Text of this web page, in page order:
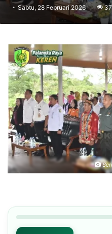
Sabtu, 28 Februari 2026